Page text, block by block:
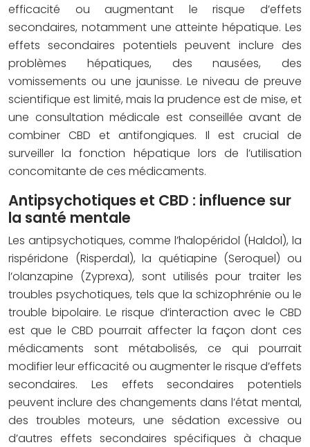
efficacité ou augmentant le risque d’effets
secondaires, notamment une atteinte hépatique. Les
effets secondaires potentiels peuvent inclure des
problèmes hépatiques, des nausées, des
vomissements ou une jaunisse. Le niveau de preuve
scientifique est limité, mais la prudence est de mise, et
une consultation médicale est conseillée avant de
combiner CBD et antifongiques. Il est crucial de
surveiller la fonction hépatique lors de l’utilisation
concomitante de ces médicaments.
Antipsychotiques et CBD : influence sur
la santé mentale
Les antipsychotiques, comme l’halopéridol (Haldol), la
rispéridone (Risperdal), la quétiapine (Seroquel) ou
l’olanzapine (Zyprexa), sont utilisés pour traiter les
troubles psychotiques, tels que la schizophrénie ou le
trouble bipolaire. Le risque d’interaction avec le CBD
est que le CBD pourrait affecter la façon dont ces
médicaments sont métabolisés, ce qui pourrait
modifier leur efficacité ou augmenter le risque d’effets
secondaires. Les effets secondaires potentiels
peuvent inclure des changements dans l’état mental,
des troubles moteurs, une sédation excessive ou
d’autres effets secondaires spécifiques à chaque